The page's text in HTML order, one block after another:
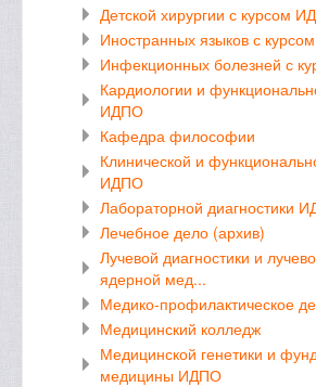
Детской хирургии с курсом
Иностранных языков с
Инфекционных болезней с
Кардиологии и
ИДПО
Кафедра философии
Клинической и
ИДПО
Лабораторной диагностики
Лечебное дело (архив)
Лучевой диагностики и
ядерной мед...
Медико-профилактическое
Медицинский колледж
Медицинской генетики и
медицины ИДПО